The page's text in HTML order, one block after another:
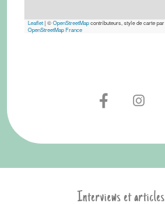
Leaflet|©OpenStreetMapcontributeurs, style de carte par
OpenStreetMap France
Interviews et articles